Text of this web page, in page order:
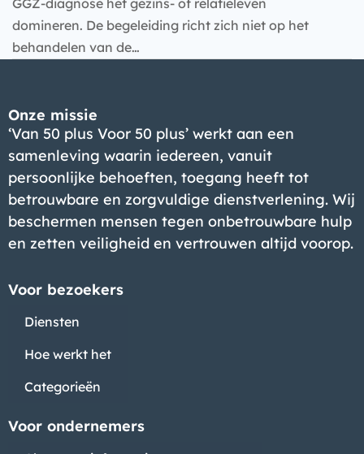
Bedrijf
domineren. De begeleiding richt zich niet op het
behandelen van de…
Onze missie
‘Van 50 plus Voor 50 plus’ werkt aan een
samenleving waarin iedereen, vanuit
persoonlijke behoeften, toegang heeft tot
betrouwbare en zorgvuldige dienstverlening. Wij
beschermen mensen tegen onbetrouwbare hulp
en zetten veiligheid en vertrouwen altijd voorop.
Voor bezoekers
Diensten
Hoe werkt het
Categorieën
Voor ondernemers